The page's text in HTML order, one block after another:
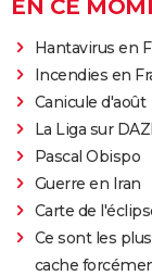
EN CE
Hantavirus en
Incendies en
Canicule d'août
La Liga sur
Pascal Obispo
Guerre en Iran
Carte de
Ce sont les
cache